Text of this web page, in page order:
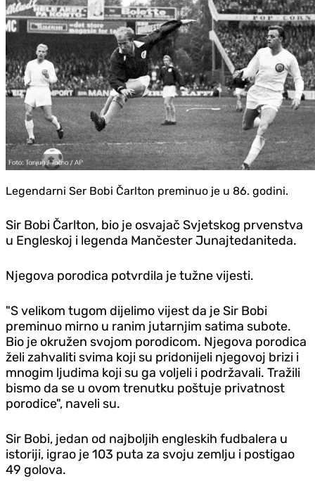
Legendarni Ser Bobi Čarlton preminuo je u 86. godini.
Sir Bobi Čarlton, bio je osvajač Svjetskog prvenstva
u Engleskoj i legenda Mančester Junajtedaniteda.
Njegova porodica potvrdila je tužne vijesti.
"S velikom tugom dijelimo vijest da je Sir Bobi
preminuo mirno u ranim jutarnjim satima subote.
Bio je okružen svojom porodicom. Njegova porodica
želi zahvaliti svima koji su pridonijeli njegovoj brizi i
mnogim ljudima koji su ga voljeli i podržavali. Tražili
bismo da se u ovom trenutku poštuje privatnost
porodice", naveli su.
Sir Bobi, jedan od najboljih engleskih fudbalera u
istoriji, igrao je 103 puta za svoju zemlju i postigao
49 golova.